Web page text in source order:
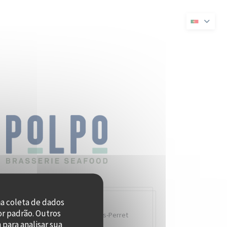
coleta de dados
padrão. Outros
analisar sua
janela))
nova janela))
Charles Pasqua,92300 Levallois-Perret